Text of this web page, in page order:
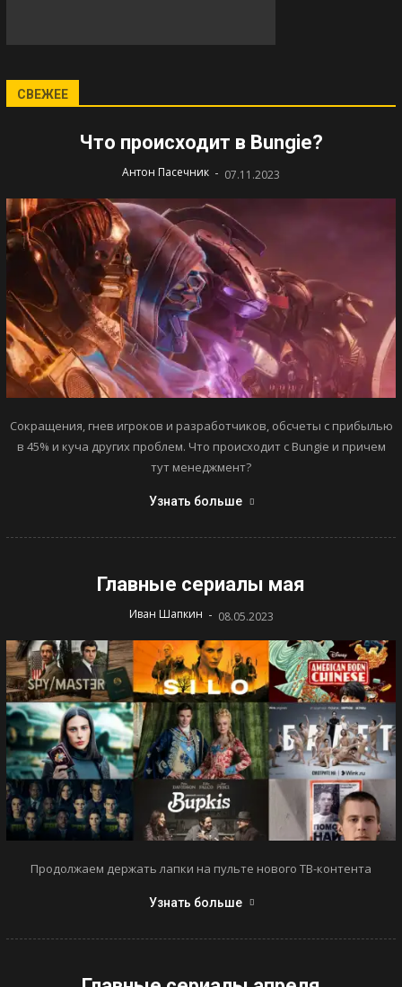
СВЕЖЕЕ
Что происходит в Bungie?
Антон Пасечник - 07.11.2023
Сокращения, гнев игроков и разработчиков, обсчеты с прибылью
в 45% и куча других проблем. Что происходит с Bungie и причем
тут менеджмент?
Узнать больше
Главные сериалы мая
Иван Шапкин - 08.05.2023
Продолжаем держать лапки на пульте нового ТВ-контента
Узнать больше